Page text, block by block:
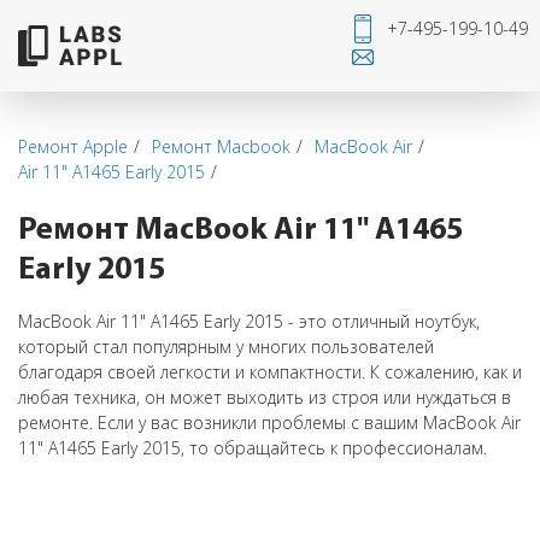
+7-495-199-10-49
Ремонт Apple Ремонт Macbook
MacBook Air
Air 11" А1465 Early 2015
Ремонт MacBook Air 11" А1465
Early 2015
MacBook Air 11" А1465 Early 2015 - это отличный ноутбук,
который стал популярным у многих пользователей
благодаря своей легкости и компактности. К сожалению, как и
любая техника, он может выходить из строя или нуждаться в
ремонте. Если у вас возникли проблемы с вашим MacBook Air
11" А1465 Early 2015, то обращайтесь к профессионалам.